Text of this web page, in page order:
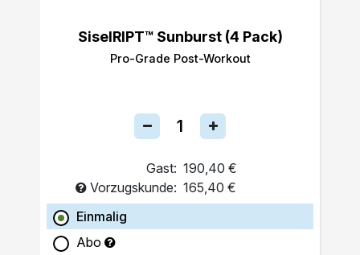
SiselRIPT™ Sunburst (4 Pack)
Pro-Grade Post-Workout
Gast: 190,40 €
Vorzugskunde: 165,40 €
Einmalig
Abo